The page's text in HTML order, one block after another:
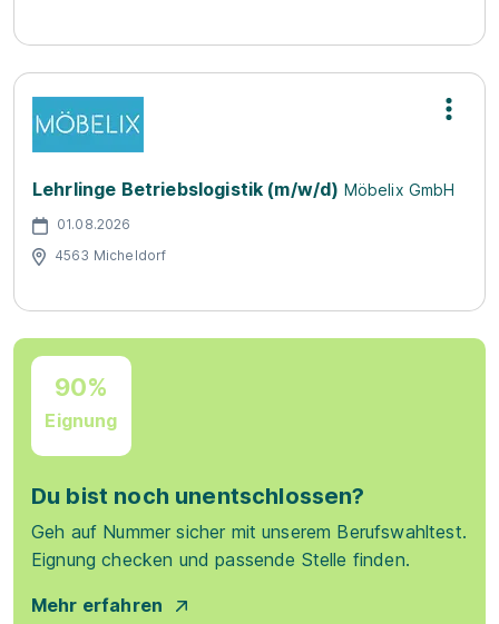
Lehrlinge Betriebslogistik (m/w/d) Möbelix GmbH
01.08.2026
4563 Micheldorf
90%
Eignung
Du bist noch unentschlossen?
Geh auf Nummer sicher mit unserem Berufswahltest.
Eignung checken und passende Stelle finden.
Mehr erfahren